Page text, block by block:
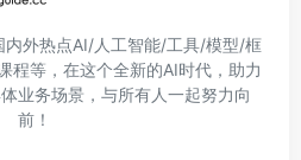
内外热点AI/人工智能/工具/模型/框
程等，在这个全新的AI时代，助力
业务场景，与所有人一起努力向
前！